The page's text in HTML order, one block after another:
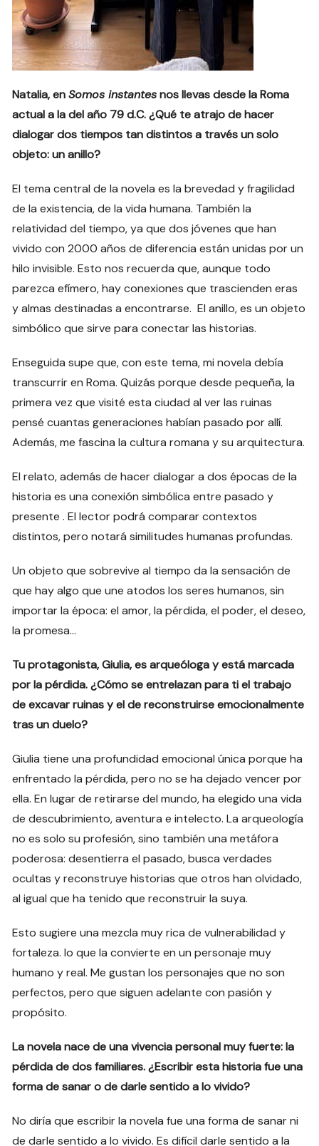
Natalia, enSomos instantesnos llevas desde la Roma
actual a la del año 79 d.C. ¿Qué te atrajo de hacer
dialogar dos tiempos tan distintos a través un solo
objeto: un anillo?
El tema central de la novela es la brevedad y fragilidad
de la existencia, de la vida humana. También la
relatividad del tiempo, ya que dos jóvenes que han
vivido con 2000 años de diferencia están unidas por un
hilo invisible. Esto nos recuerda que, aunque todo
parezca efímero, hay conexiones que trascienden eras
y almas destinadas a encontrarse. El anillo, es un objeto
simbólico que sirve para conectar las historias.
Enseguida supe que, con este tema, mi novela debía
transcurrir en Roma. Quizás porque desde pequeña, la
primera vez que visité esta ciudad al ver las ruinas
pensé cuantas generaciones habían pasado por allí.
Además, me fascina la cultura romana y su arquitectura.
El relato, además de hacer dialogar a dos épocas de la
historia es una conexión simbólica entre pasado y
presente . El lector podrá comparar contextos
distintos, pero notará similitudes humanas profundas.
Un objeto que sobrevive al tiempo da la sensación de
que hay algo que une atodos los seres humanos, sin
importar la época: el amor, la pérdida, el poder, el deseo,
la promesa…
Tu protagonista, Giulia, es arqueóloga y está marcada
por la pérdida. ¿Cómo se entrelazan para ti el trabajo
de excavar ruinas y el de reconstruirse emocionalmente
tras un duelo?
Giulia tiene una profundidad emocional única porque ha
enfrentado la pérdida, pero no se ha dejado vencer por
ella. En lugar de retirarse del mundo, ha elegido una vida
de descubrimiento, aventura e intelecto. La arqueología
no es solo su profesión, sino también una metáfora
poderosa: desentierra el pasado, busca verdades
ocultas y reconstruye historias que otros han olvidado,
al igual que ha tenido que reconstruir la suya.
Esto sugiere una mezcla muy rica de vulnerabilidad y
fortaleza. lo que la convierte en un personaje muy
humano y real. Me gustan los personajes que no son
perfectos, pero que siguen adelante con pasión y
propósito.
La novela nace de una vivencia personal muy fuerte: la
pérdida de dos familiares. ¿Escribir esta historia fue una
forma de sanar o de darle sentido a lo vivido?
No diría que escribir la novela fue una forma de sanar ni
de darle sentido a lo vivido. Es difícil darle sentido a la